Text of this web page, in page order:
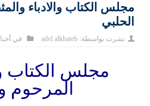
مجلس الكتاب والادباء
الحلبي
نشرت بواسطة:adel alkhateb في
مجلس الكتاب
المرحوم